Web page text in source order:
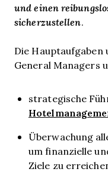
und einen
sicherzustellen.
Die
General Managers
strategische
Überwachung
um finanzielle
Ziele zu